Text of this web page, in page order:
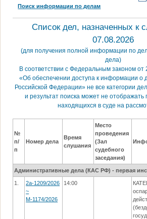
Поиск информации по делам
Список дел, назначенных к
07.08.2026
(для получения полной информации по
дела)
В соответствии с Федеральным законом
«Об обеспечении доступа к информации о
Российской Федерации» не все категории
и результат поиска может не отображать
находящихся в суде на
№
п/
п
Номер дела
Время
слушания
Место
проведения
(Зал
судебного
заседания)
Административные дела (КАC РФ) - первая
1.
2а-1209/2026
~
М-1174/2026
14:00